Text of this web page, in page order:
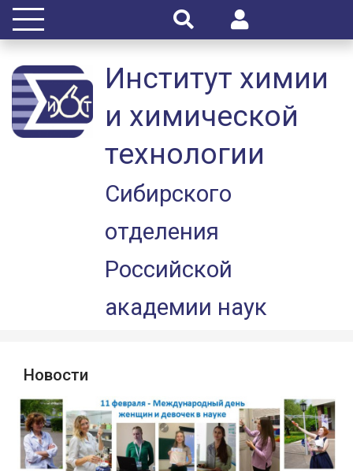
Институт химии
и химической
технологии
Сибирского
отделения
Российской
академии наук
Новости